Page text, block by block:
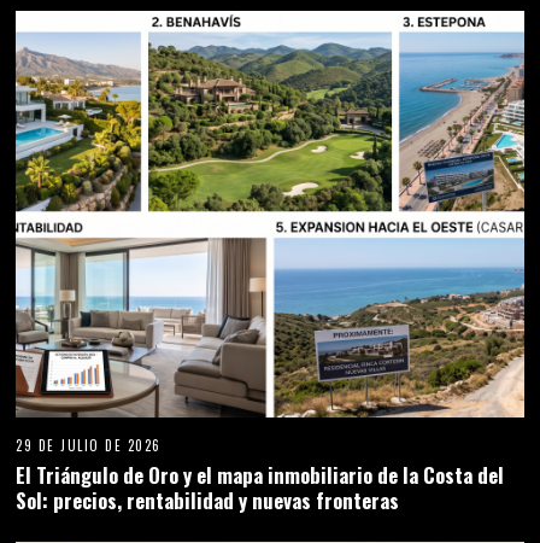
29 DE JULIO DE 2026
El Triángulo de Oro y el mapa inmobiliario de la Costa del
Sol: precios, rentabilidad y nuevas fronteras